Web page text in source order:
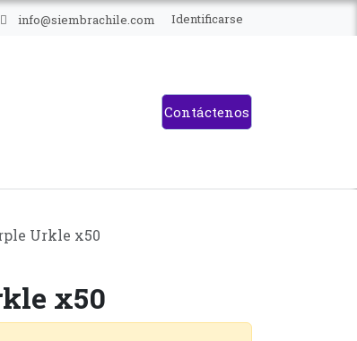
info@siembrachile.com Identificarse
Contáctenos
Urkle x50
x50